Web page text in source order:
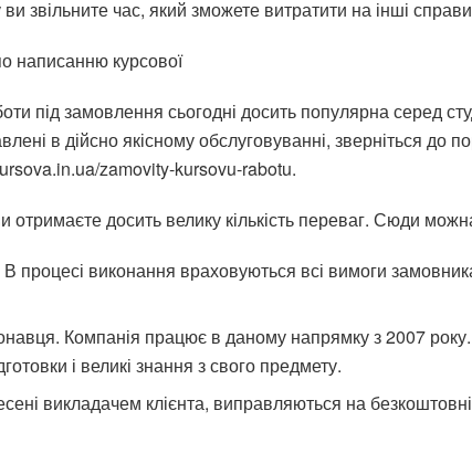
звільните час, який зможете витратити на інші
написанню курсової
під замовлення сьогодні досить популярна серед
в дійсно якісному обслуговуванні, зверніться
zamovity-kursovu-rabotu.
досить велику кількість переваг. Сюди
В процесі виконання враховуються всі вимоги
Компанія працює в даному напрямку з 2007
і великі знання з свого предмету.
викладачем клієнта, виправляються на